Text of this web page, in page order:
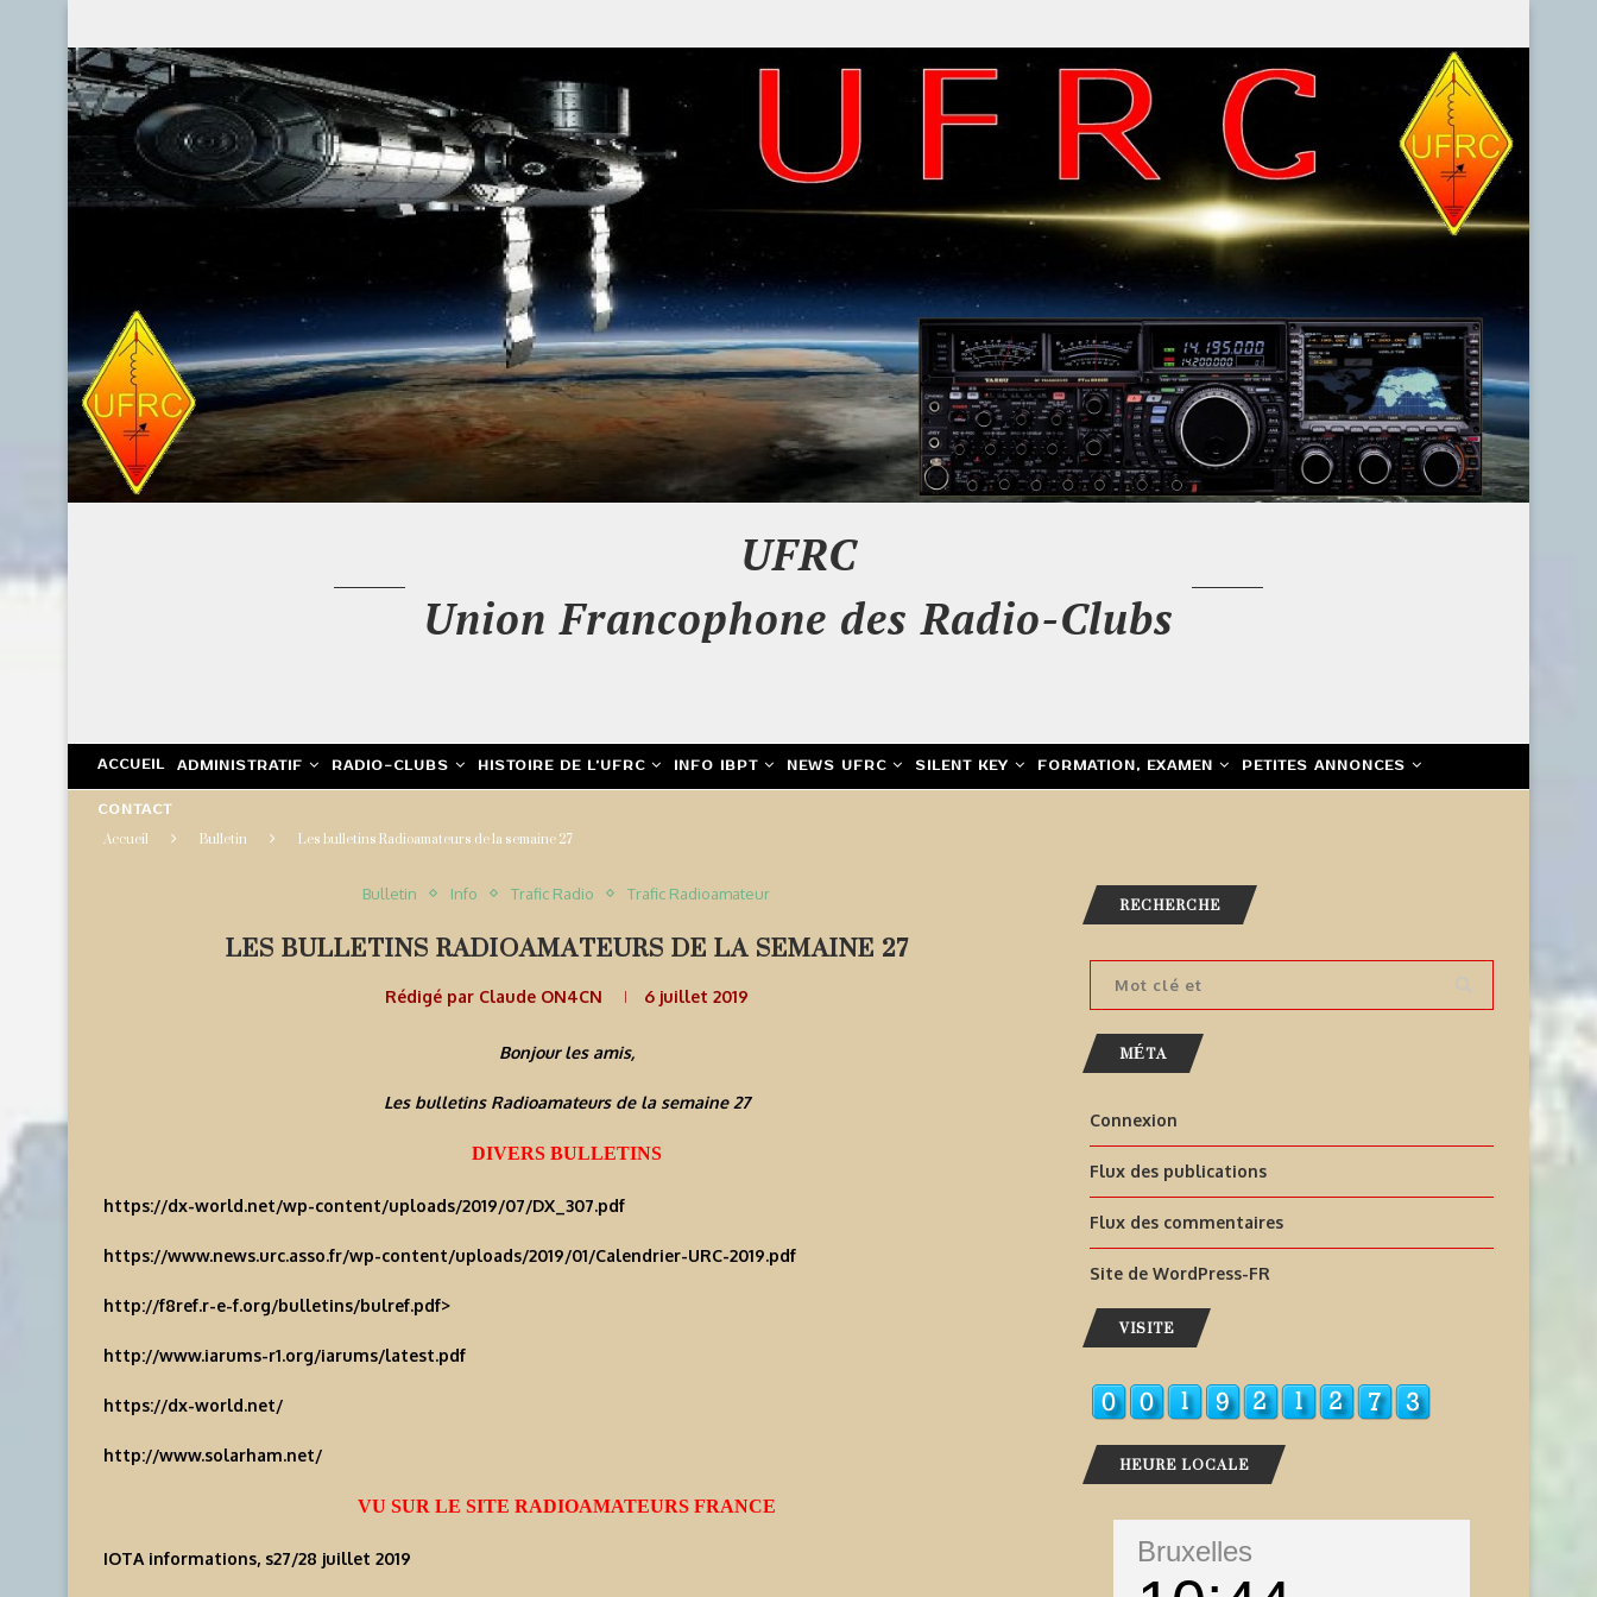
UFRC
Union Francophone des Radio-Clubs
ACCUEIL ADMINISTRATIF RADIO-CLUBS HISTOIRE DE L’UFRC INFO IBPT NEWS UFRC SILENT KEY FORMATION, EXAMEN PETITES ANNONCES
CONTACT
Accueil Bulletin Les bulletins Radioamateurs de la semaine 27
Bulletin Info Trafic Radio Trafic Radioamateur
LES BULLETINS RADIOAMATEURS DE LA SEMAINE 27
Rédigé par Claude ON4CN 6 juillet 2019
Bonjour les amis,
Les bulletins Radioamateurs de la semaine 27
DIVERS BULLETINS
https://dx-world.net/wp-content/uploads/2019/07/DX_307.pdf
https://www.news.urc.asso.fr/wp-content/uploads/2019/01/Calendrier-URC-2019.pdf
http://f8ref.r-e-f.org/bulletins/bulref.pdf>
http://www.iarums-r1.org/iarums/latest.pdf
https://dx-world.net/
http://www.solarham.net/
VU SUR LE SITE RADIOAMATEURS FRANCE
IOTA informations, s27/28 juillet 2019
RECHERCHE
MÉTA
Connexion
Flux des publications
Flux des commentaires
Site de WordPress-FR
VISITE
HEURE LOCALE
Bruxelles